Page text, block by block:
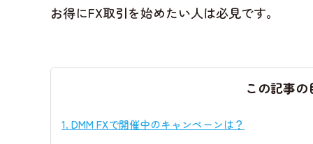
お得にFX取引を始めたい人は必見です。
この記事の
1. DMM FXで開催中のキャンペーンは？